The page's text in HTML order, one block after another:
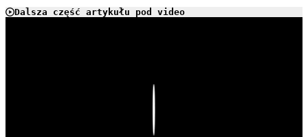
Dalsza część artykułu pod video